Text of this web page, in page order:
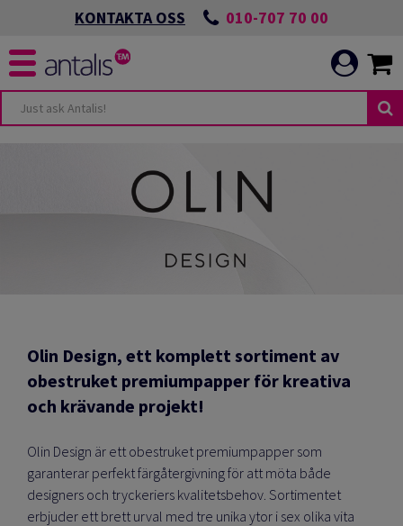
KONTAKTA OSS 010-707 70 00
Olin Design, ett komplett sortiment av
obestruket premiumpapper för kreativa
och krävande projekt!
Olin Design är ett obestruket premiumpapper som
garanterar perfekt färgåtergivning för att möta både
designers och tryckeriers kvalitetsbehov. Sortimentet
erbjuder ett brett urval med tre unika ytor i sex olika vita